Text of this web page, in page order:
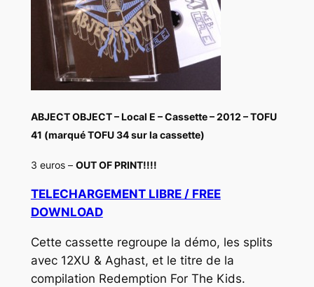
ABJECT OBJECT – Local E – Cassette – 2012 – TOFU
41 (marqué TOFU 34 sur la cassette)
3 euros – OUT OF PRINT!!!!
TELECHARGEMENT LIBRE / FREE
DOWNLOAD
Cette cassette regroupe la démo, les splits
avec 12XU & Aghast, et le titre de la
compilation Redemption For The Kids.